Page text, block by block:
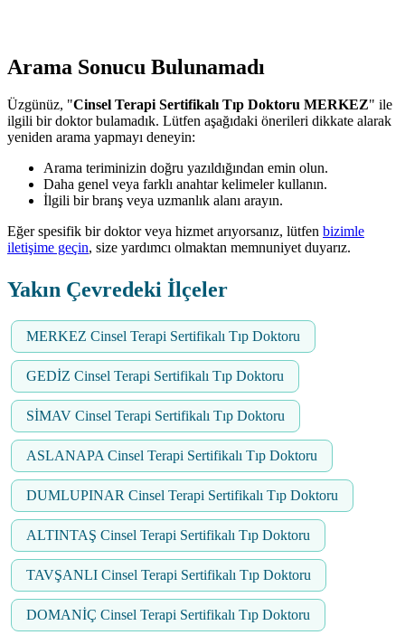
Arama Sonucu Bulunamadı
Üzgünüz, "Cinsel Terapi Sertifikalı Tıp Doktoru MERKEZ" ile
ilgili bir doktor bulamadık. Lütfen aşağıdaki önerileri dikkate alarak
yeniden arama yapmayı deneyin:
Arama teriminizin doğru yazıldığından emin olun.
Daha genel veya farklı anahtar kelimeler kullanın.
İlgili bir branş veya uzmanlık alanı arayın.
Eğer spesifik bir doktor veya hizmet arıyorsanız, lütfen bizimle
iletişime geçin, size yardımcı olmaktan memnuniyet duyarız.
Yakın Çevredeki İlçeler
MERKEZ Cinsel Terapi Sertifikalı Tıp Doktoru
GEDİZ Cinsel Terapi Sertifikalı Tıp Doktoru
SİMAV Cinsel Terapi Sertifikalı Tıp Doktoru
ASLANAPA Cinsel Terapi Sertifikalı Tıp Doktoru
DUMLUPINAR Cinsel Terapi Sertifikalı Tıp Doktoru
ALTINTAŞ Cinsel Terapi Sertifikalı Tıp Doktoru
TAVŞANLI Cinsel Terapi Sertifikalı Tıp Doktoru
DOMANİÇ Cinsel Terapi Sertifikalı Tıp Doktoru